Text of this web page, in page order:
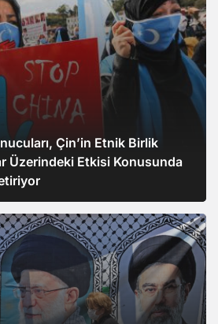
Çin’in Etnik Birlik
Üzerindeki Etkisi Konusunda